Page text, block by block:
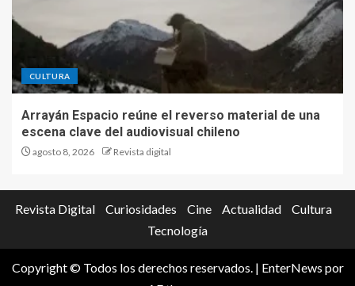
CULTURA
Arrayán Espacio reúne el reverso material de una
escena clave del audiovisual chileno
agosto 8, 2026 Revista digital
Revista Digital Curiosidades Cine Actualidad
Cultura
Tecnología
Copyright © Todos los derechos reservados. | EnterNews por